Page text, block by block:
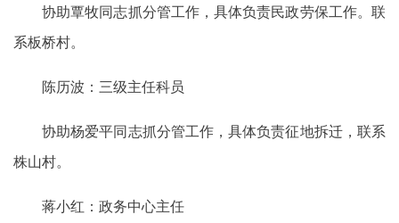
协助覃牧同志抓分管工作，具体负责民政劳保工作。联
系板桥村。
陈历波：三级主任科员
协助杨爱平同志抓分管工作，具体负责征地拆迁，联系
株山村。
蒋小红：政务中心主任